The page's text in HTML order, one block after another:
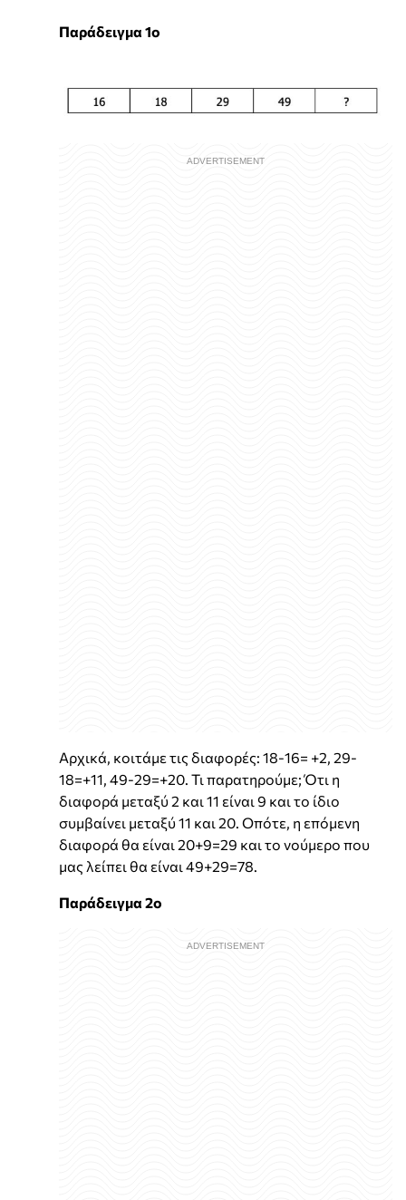
Παράδειγμα 1ο
Αρχικά, κοιτάμε τις διαφορές: 18-16= +2, 29-
18=+11, 49-29=+20. Τι παρατηρούμε; Ότι η
διαφορά μεταξύ 2 και 11 είναι 9 και το ίδιο
συμβαίνει μεταξύ 11 και 20. Οπότε, η επόμενη
διαφορά θα είναι 20+9=29 και το νούμερο που
μας λείπει θα είναι 49+29=78.
Παράδειγμα 2ο